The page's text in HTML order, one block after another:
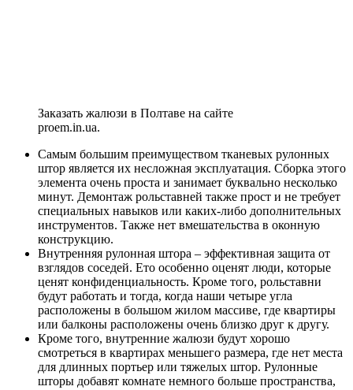
Заказать жалюзи в Полтаве на сайте
proem.in.ua.
Самым большим преимуществом тканевых рулонных
штор является их несложная эксплуатация. Сборка этого
элемента очень проста и занимает буквально несколько
минут. Демонтаж рольставней также прост и не требует
специальных навыков или каких-либо дополнительных
инструментов. Также нет вмешательства в оконную
конструкцию.
Внутренняя рулонная штора – эффективная защита от
взглядов соседей. Ето особенно оценят люди, которые
ценят конфиденциальность. Кроме того, рольставни
будут работать и тогда, когда наши четыре угла
расположены в большом жилом массиве, где квартиры
или балконы расположены очень близко друг к другу.
Кроме того, внутренние жалюзи будут хорошо
смотреться в квартирах меньшего размера, где нет места
для длинных портьер или тяжелых штор. Рулонные
шторы добавят комнате немного больше пространства,